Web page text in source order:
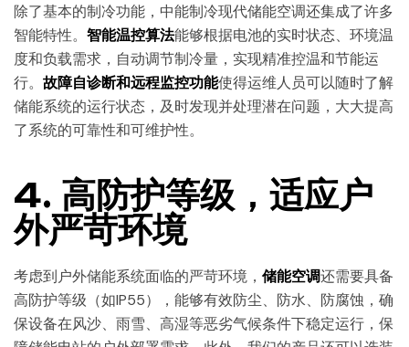
除了基本的制冷功能，中能制冷现代储能空调还集成了许多
智能特性。 智能温控算法能够根据电池的实时状态、环境温
度和负载需求，自动调节制冷量，实现精准控温和节能运
行。 故障自诊断和远程监控功能使得运维人员可以随时了解
储能系统的运行状态，及时发现并处理潜在问题，大大提高
了系统的可靠性和可维护性。
4. 高防护等级，适应户
外严苛环境
考虑到户外储能系统面临的严苛环境， 储能空调还需要具备
高防护等级（如IP55），能够有效防尘、防水、防腐蚀，确
保设备在风沙、雨雪、高湿等恶劣气候条件下稳定运行，保